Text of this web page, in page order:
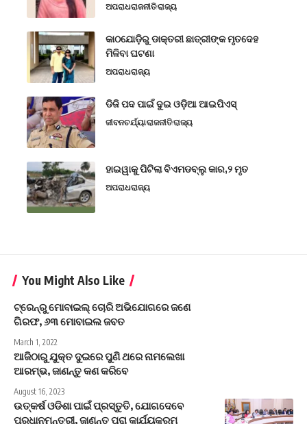
ଅପରାଧରାଜନୀତିରାଜ୍ୟ
କାଠଯୋଡ଼ିରୁ ଡାକ୍ତରୀ ଛାତ୍ରୀଙ୍କ ମୃତଦେହ
ମିଳିବା ଘଟଣା
ଅପରାଧରାଜ୍ୟ
ଡିଜି ପଦ ପାଇଁ ଦୁଇ ଓଡ଼ିଆ ଆଇପିଏସ୍
ଜୀବନଚର୍ଯ୍ୟାରାଜନୀତିରାଜ୍ୟ
ହାଇୱାକୁ ପିଟିଲା ବିଏମଡବ୍ଲୁ କାର,୨ ମୃତ
ଅପରାଧରାଜ୍ୟ
You Might Also Like
ଟ୍ରେନ୍‌ରୁ ମୋବାଇଲ୍‌ ଚୋରି ଅଭିଯୋଗରେ ଜଣେ
ଗିରଫ, ୬୩ ମୋବାଇଲ ଜବତ
March 1, 2022
ଆଜିଠାରୁ ଯୁକ୍ତ ଦୁଇରେ ପୁଣି ଥରେ ନାମଲେଖା
ଆରମ୍ଭ, ଜାଣନ୍ତୁ କଣ କରିବେ
August 16, 2023
ଉତ୍କର୍ଷ ଓଡିଶା ପାଇଁ ପ୍ରସ୍ତୁତି, ଯୋଗଦେବେ
ପ୍ରଧାନମନ୍ତ୍ରୀ, ଜାଣନ୍ତୁ ପୁରା କାର୍ଯ୍ୟକ୍ରମ